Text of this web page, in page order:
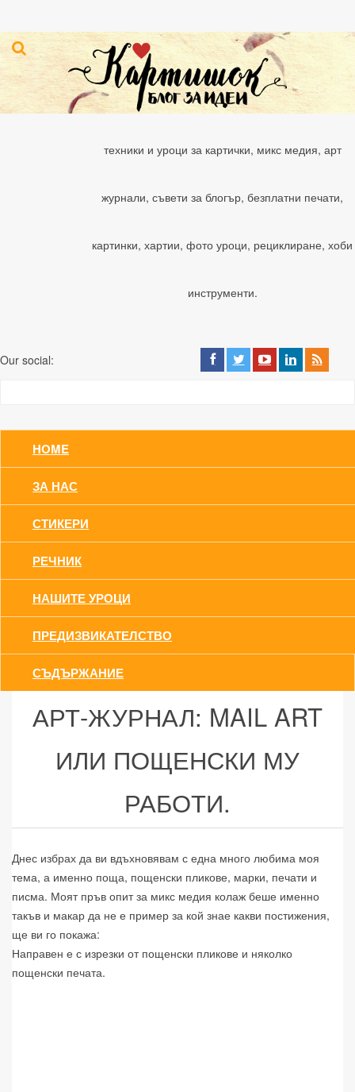
техники и уроци за картички, микс медия, арт
журнали, съвети за блогър, безплатни печати,
картинки, хартии, фото уроци, рециклиране, хоби
инструменти.
Our social:
HOME
ЗА НАС
СТИКЕРИ
РЕЧНИК
НАШИТЕ УРОЦИ
ПРЕДИЗВИКАТЕЛСТВО
СЪДЪРЖАНИЕ
АРТ-ЖУРНАЛ: MAIL ART
ИЛИ ПОЩЕНСКИ МУ
РАБОТИ.
Днес избрах да ви вдъхновявам с една много любима моя
тема, а именно поща, пощенски пликове, марки, печати и
писма. Моят пръв опит за микс медия колаж беше именно
такъв и макар да не е пример за кой знае какви постижения,
ще ви го покажа:
Направен е с изрезки от пощенски пликове и няколко
пощенски печата.